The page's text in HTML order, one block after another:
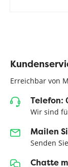
Erreichbar von
Telefon:
Wir sind
Mailen
Senden
Chatte